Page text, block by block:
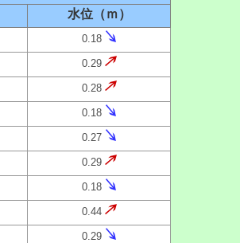
水位（ｍ）
0.18
0.29
0.28
0.18
0.27
0.29
0.18
0.44
0.29